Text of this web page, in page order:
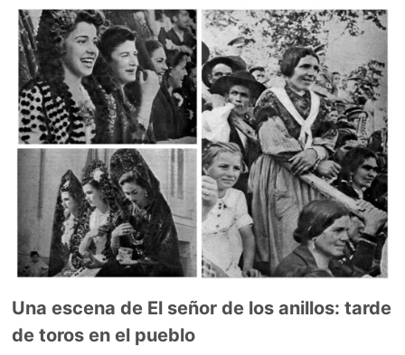
Una escena de El señor de los anillos: tarde
de toros en el pueblo